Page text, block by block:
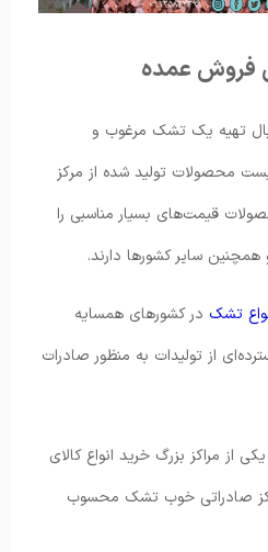
فروش عمده
تهیه یک تشک مرغوب و
محصولات تولید شده از مرکز
قیمت‌های بسیار مناسبی را
همچنین سایر کشورها دارند.
تشک در کشورهای همسایه
از تولیدات به منظور صادرات
از مراکز بزرگ خرید انواع کالای
صادراتی خوب تشک محسوب